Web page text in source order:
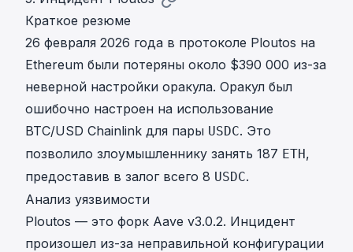
Краткое резюме
26 февраля 2026 года в протоколе Ploutos на
Ethereum были потеряны около $390 000 из-за
неверной настройки оракула. Оракул был
ошибочно настроен на использование
BTC/USD Chainlink для пары USDC. Это
позволило злоумышленнику занять 187 ETH,
предоставив в залог всего 8 USDC.
Анализ уязвимости
Ploutos — это форк Aave v3.0.2. Инцидент
произошел из-за неправильной конфигурации